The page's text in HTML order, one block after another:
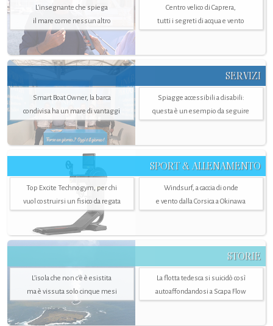
L'insegnante che spiega
il mare come nessun altro
Centro velico di Caprera,
tutti i segreti di acqua e vento
SERVIZI
Smart Boat Owner, la barca
condivisa ha un mare di vantaggi
Spiagge accessibili a disabili:
questa è un esempio da seguire
SPORT & ALLENAMENTO
Top Excite Technogym, per chi
vuol costruirsi un fisico da regata
Windsurf, a caccia di onde
e vento dalla Corsica a Okinawa
STORIE
L’isola che non c'è è esistita
ma è vissuta solo cinque mesi
La flotta tedesca si suicidò così
autoaffondandosi a Scapa Flow